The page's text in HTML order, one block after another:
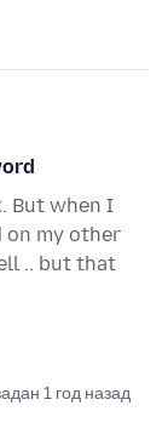
But when I
on my other
.. but that
1 год назад